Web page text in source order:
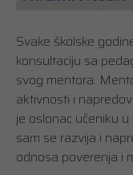
Svake školske
konsultaciju sa
svog mentora.
aktivnosti i
je oslonac učeniku
sam se razvija i
odnosa poverenja i